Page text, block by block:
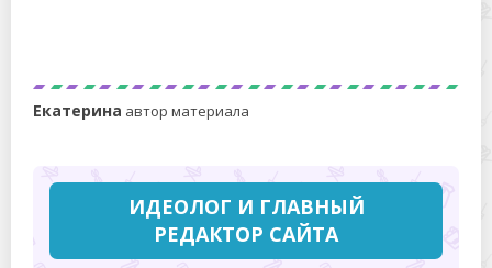
Екатерина автор материала
ИДЕОЛОГ И ГЛАВНЫЙ
РЕДАКТОР САЙТА